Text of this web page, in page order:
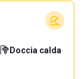
Doccia calda·